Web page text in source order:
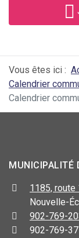
Vous êtes ici :
Calendrier
Calendrier
MUNICIPALITÉ
1185, route
Nouvelle-
902-769-
902-769-